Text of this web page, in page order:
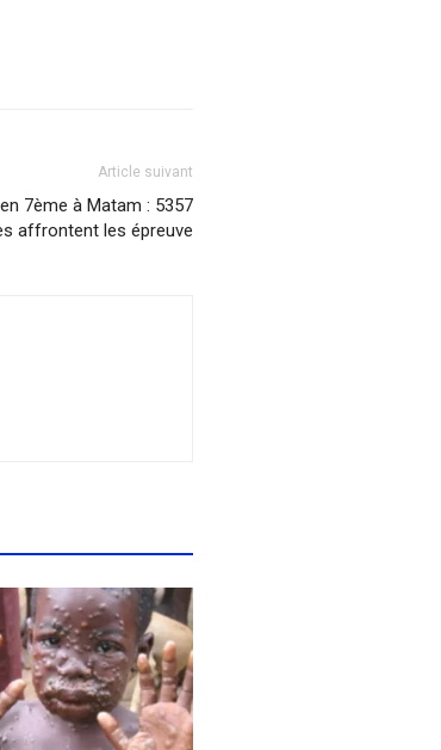
Article suivant
7ème à Matam : 5357
affrontent les épreuve